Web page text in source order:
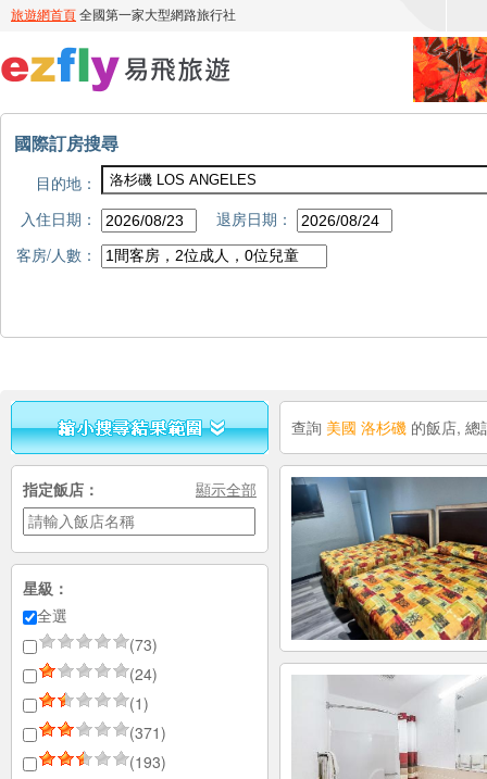
國際訂房搜尋
目的地：
入住日期：
退房日期：
客房/人數：
指定飯店： 顯示全部
星級：
全選
(73)
(24)
(1)
(371)
(193)
查詢 美國 洛杉磯 的飯店,